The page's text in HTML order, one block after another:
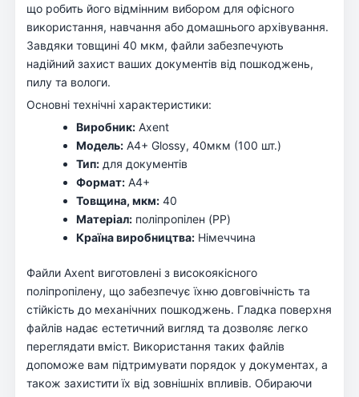
що робить його відмінним вибором для офісного
використання, навчання або домашнього архівування.
Завдяки товщині 40 мкм, файли забезпечують
надійний захист ваших документів від пошкоджень,
пилу та вологи.
Основні технічні характеристики:
Виробник: Axent
Модель: А4+ Glossy, 40мкм (100 шт.)
Тип: для документів
Формат: А4+
Товщина, мкм: 40
Матеріал: поліпропілен (PP)
Країна виробництва: Німеччина
Файли Axent виготовлені з високоякісного
поліпропілену, що забезпечує їхню довговічність та
стійкість до механічних пошкоджень. Гладка поверхня
файлів надає естетичний вигляд та дозволяє легко
переглядати вміст. Використання таких файлів
допоможе вам підтримувати порядок у документах, а
також захистити їх від зовнішніх впливів. Обираючи